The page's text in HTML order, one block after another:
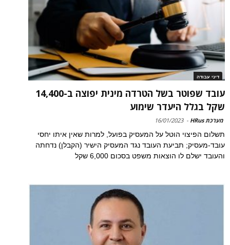
דיני עבודה
עובד שפוטר בשל הטרדה מינית יפוצה ב-14,400
שקל בגלל היעדר שימוע
מערכת HRus -
16/01/2023
תשלום הפיצוי הוטל על המעסיק בפועל, למרות שאין איתו יחסי
עובד-מעסיק; תביעת העובד נגד המעסיק הישיר (הקבלן) נדחתה
והעובד ישלם לו הוצאות משפט בסכום 6,000 שקל